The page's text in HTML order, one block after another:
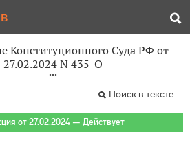
Конституционного Суда РФ от
27.02.2024 N 435-О
Поиск в тексте
от 27.02.2024 — Действует